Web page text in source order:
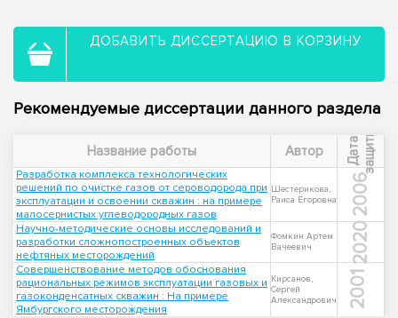
ДОБАВИТЬ ДИССЕРТАЦИЮ В КОРЗИНУ
Рекомендуемые диссертации данного раздела
Название работы Автор Д
а
т
а
з
а
щ
и
т ы
Разработка комплекса технологических
решений по очистке газов от сероводорода при
эксплуатации и освоении скважин : на примере
малосернистых углеводородных газов
Шестерикова,
Раиса Егоровна
2006
Научно-методические основы исследований и
разработки сложнопостроенных объектов
нефтяных месторождений
Фомкин Артем
Вачеевич
2020
Совершенствование методов обоснования
рациональных режимов эксплуатации газовых и
газоконденсатных скважин : На примере
Ямбургского месторождения
Кирсанов,
Сергей
Александрович
2001